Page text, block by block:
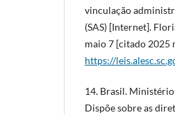
vinculação
(SAS) [Internet].
maio 7 [citado 2025
https://
14. Brasil. Ministério
Dispõe sobre as